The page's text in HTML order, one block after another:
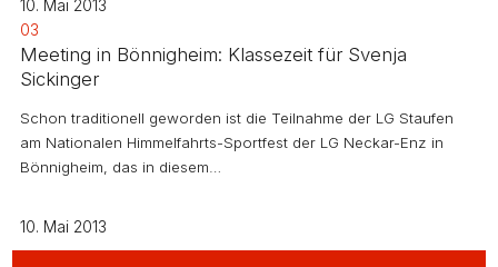
10. Mai 2013
03
Meeting in Bönnigheim: Klassezeit für Svenja
Sickinger
Schon traditionell geworden ist die Teilnahme der LG Staufen
am Nationalen Himmelfahrts-Sportfest der LG Neckar-Enz in
Bönnigheim, das in diesem…
10. Mai 2013